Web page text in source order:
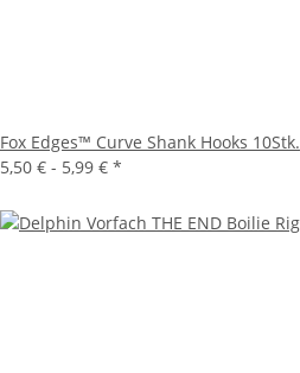
Fox Edges™ Curve Shank Hooks 10Stk.
5,50 € - 5,99 € *